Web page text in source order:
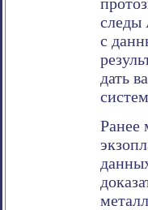
следы
с
дать
Ранее